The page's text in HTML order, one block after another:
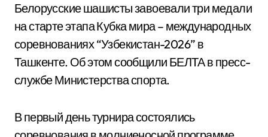
Белорусские шашисты завоевали три медали
на старте этапа Кубка мира – международных
соревнованиях “Узбекистан-2026” в
Ташкенте. Об этом сообщили БЕЛТА в пресс-
службе Министерства спорта.
В первый день турнира состоялись